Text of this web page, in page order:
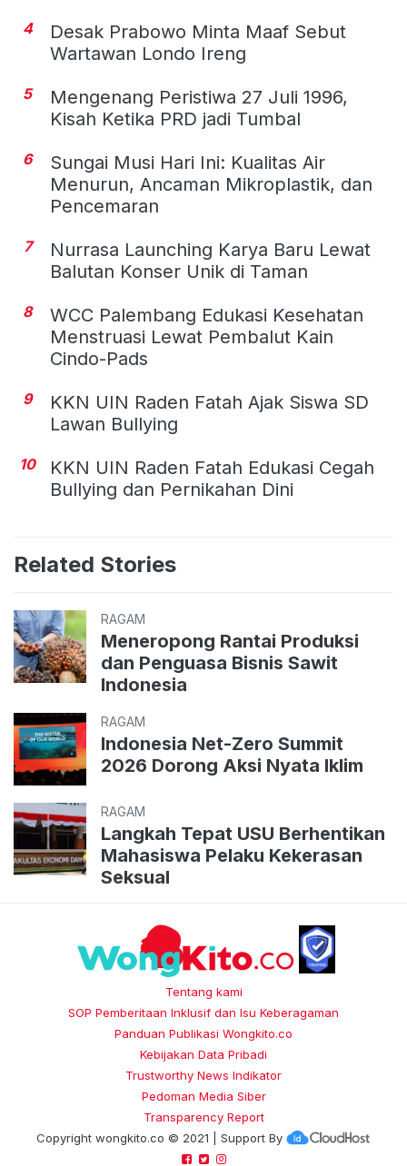
4
Desak Prabowo Minta Maaf Sebut
Wartawan Londo Ireng
5
Mengenang Peristiwa 27 Juli 1996,
Kisah Ketika PRD jadi Tumbal
6
Sungai Musi Hari Ini: Kualitas Air
Menurun, Ancaman Mikroplastik, dan
Pencemaran
7
Nurrasa Launching Karya Baru Lewat
Balutan Konser Unik di Taman
8
WCC Palembang Edukasi Kesehatan
Menstruasi Lewat Pembalut Kain
Cindo-Pads
9
KKN UIN Raden Fatah Ajak Siswa SD
Lawan Bullying
10
KKN UIN Raden Fatah Edukasi Cegah
Bullying dan Pernikahan Dini
Related Stories
RAGAM
Meneropong Rantai Produksi
dan Penguasa Bisnis Sawit
Indonesia
RAGAM
Indonesia Net-Zero Summit
2026 Dorong Aksi Nyata Iklim
RAGAM
Langkah Tepat USU Berhentikan
Mahasiswa Pelaku Kekerasan
Seksual
Tentang kami
SOP Pemberitaan Inklusif dan Isu Keberagaman
Panduan Publikasi Wongkito.co
Kebijakan Data Pribadi
Trustworthy News Indikator
Pedoman Media Siber
Transparency Report
Copyright wongkito.co © 2021 | Support By